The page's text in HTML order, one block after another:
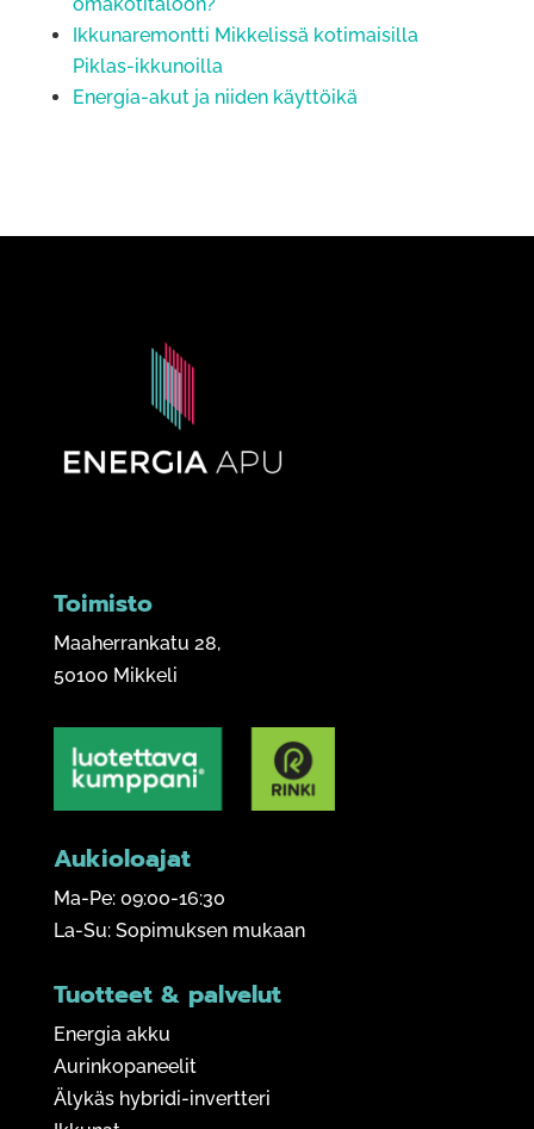
Ikkunaremontti Mikkelissä kotimaisilla
Piklas-ikkunoilla
Energia-akut ja niiden käyttöikä
Toimisto
Maaherrankatu 28,
50100 Mikkeli
Aukioloajat
Ma-Pe: 09:00-16:30
La-Su: Sopimuksen mukaan
Tuotteet & palvelut
Energia akku
Aurinkopaneelit
Älykäs hybridi-invertteri